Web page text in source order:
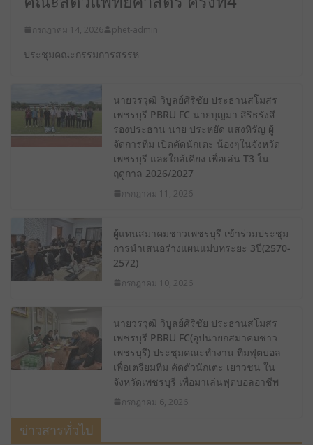
กรกฎาคม 14, 2026 phet-admin
ประชุมคณะกรรมการสรรห
นายวรวุฒิ วิบูลย์ศิริชัย ประธานสโมสร
เพชรบุรี PBRU FC นายบุญมา สิริธรังสี
รองประธาน นาย ประหยัด แสงหิรัญ ผู้
จัดการทีม เปิดคัดนักเตะ น้องๆในจังหวัด
เพชรบุรี และใกล้เคียง เพื่อเล่น T3 ใน
ฤดูกาล 2026/2027
กรกฎาคม 11, 2026
ผู้แทนสมาคมชาวเพชรบุรี เข้าร่วมประชุม
การนําเสนอร่างแผนแม่บทระยะ 3ปี(2570-
2572)
กรกฎาคม 10, 2026
นายวรวุฒิ วิบูลย์ศิริชัย ประธานสโมสร
เพชรบุรี PBRU FC(อุปนายกสมาคมชาว
เพชรบุรี) ประชุมคณะทํางาน ทีมฟุตบอล
เพื่อเตรียมทีม คัดตัวนักเตะ เยาวชน ใน
จังหวัดเพชรบุรี เพื่อมาเล่นฟุตบอลอาชีพ
กรกฎาคม 6, 2026
ข่าวสารทั่วไป